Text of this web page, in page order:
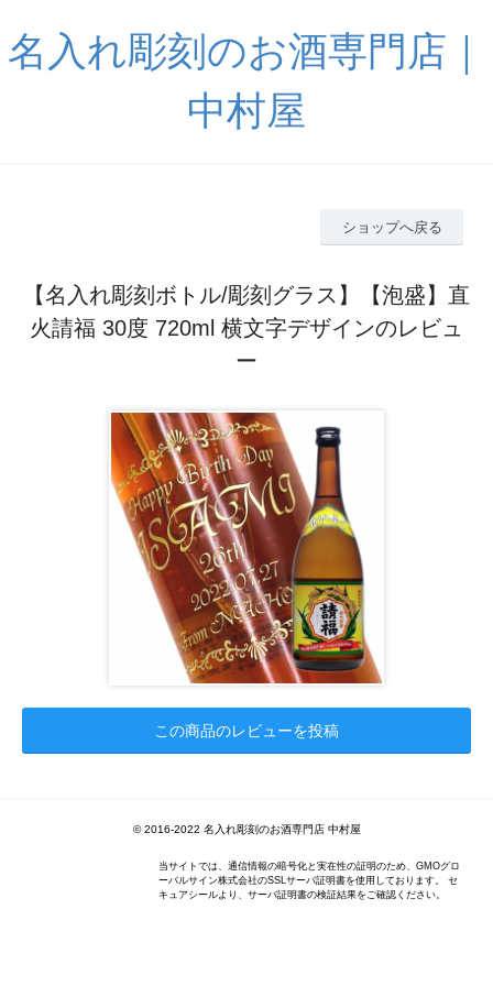
名入れ彫刻のお酒専門店｜
中村屋
ショップへ戻る
【名入れ彫刻ボトル/彫刻グラス】【泡盛】直
火請福 30度 720ml 横文字デザインのレビュ
ー
この商品のレビューを投稿
© 2016-2022 名入れ彫刻のお酒専門店 中村屋
当サイトでは、通信情報の暗号化と実在性の証明のため、GMOグロ
ーバルサイン株式会社のSSLサーバ証明書を使用しております。 セ
キュアシールより、サーバ証明書の検証結果をご確認ください。